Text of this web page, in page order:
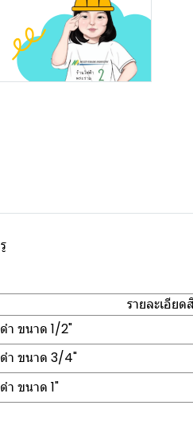
รายละเอียด
ำ ขนาด 1/2"
ำ ขนาด 3/4"
ำ ขนาด 1"